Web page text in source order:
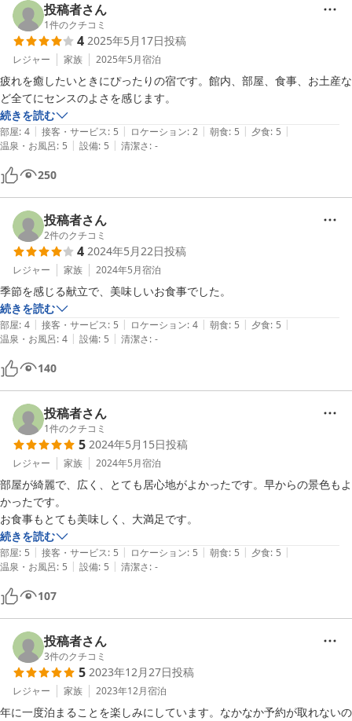
投稿者さん
1件のクチコミ
4 2025年5月17日投稿
レジャー 家族 2025年5月宿泊
疲れを癒したいときにぴったりの宿です。館内、部屋、食事、お土産な
続きを読む
部屋: 4 | 接客・サービス: 5 | ロケーション: 2 | 朝食: 5 | 夕食: 5 |
温泉・お風呂: 5 | 設備: 5 | 清潔さ: -
250
投稿者さん
2件のクチコミ
4 2024年5月22日投稿
レジャー 家族 2024年5月宿泊
季節を感じる献立で、美味しいお食事でした。
続きを読む
部屋: 4 | 接客・サービス: 5 | ロケーション: 4 | 朝食: 5 | 夕食: 5 |
温泉・お風呂: 4 | 設備: 5 | 清潔さ: -
140
投稿者さん
1件のクチコミ
5 2024年5月15日投稿
レジャー 家族 2024年5月宿泊
部屋が綺麗で、広く、とても居心地がよかったです。早からの景色もよ
かったです。
お食事もとても美味しく、大満足です。
続きを読む
部屋: 5 | 接客・サービス: 5 | ロケーション: 5 | 朝食: 5 | 夕食: 5 |
温泉・お風呂: 5 | 設備: 5 | 清潔さ: -
107
投稿者さん
3件のクチコミ
5 2023年12月27日投稿
レジャー 家族 2023年12月宿泊
年に一度泊まることを楽しみにしています。なかなか予約が取れないの